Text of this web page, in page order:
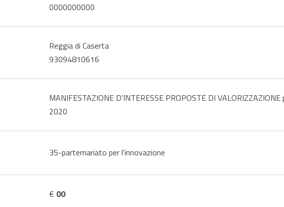
0000000000
Reggia di Caserta
93094810616
MANIFESTAZIONE D’INTERESSE PROPOSTE DI
2020
35-parternariato per l’innovazione
€ 00